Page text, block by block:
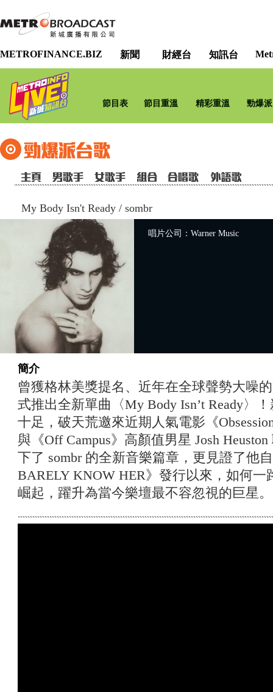
METROFINANCE.BIZ 新聞 財經台 知訊台
節目表 節目重溫 精彩重溫 勁爆
My Body Isn't Ready / sombr
唱片公司：Warner Music
簡介
曾獲格林美獎提名、近年在全球聲勢大噪
式推出全新單曲〈My Body Isn’t Ready〉
十足，破天荒邀來近期人氣電影《
與《Off Campus》高顏值男星 Josh
下了 sombr 的全新音樂篇章，更見證了他
BARELY KNOW HER》發行以來，如何
崛起，躍升為當今樂壇最不容忽視的巨星。